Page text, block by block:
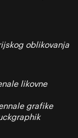
oblikovanja
likovne
grafike